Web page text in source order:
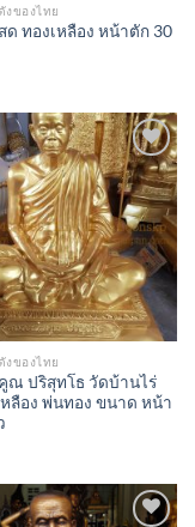
งของไทย
ด ทองเหลือง หน้าตัก 30
Add to
Wishlist
งของไทย
ณ ปริสุทโธ วัดบ้านไร่
หลือง พ่นทอง ขนาด หน้า